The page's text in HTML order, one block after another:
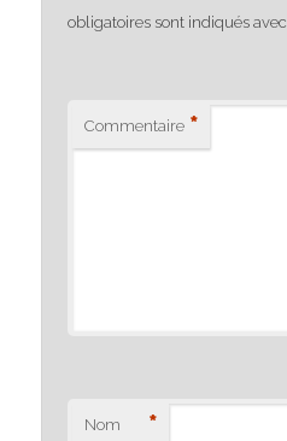
obligatoires sont indiqués avec
Commentaire *
Nom *